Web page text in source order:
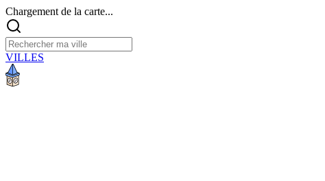
Chargement de la carte...
VILLES